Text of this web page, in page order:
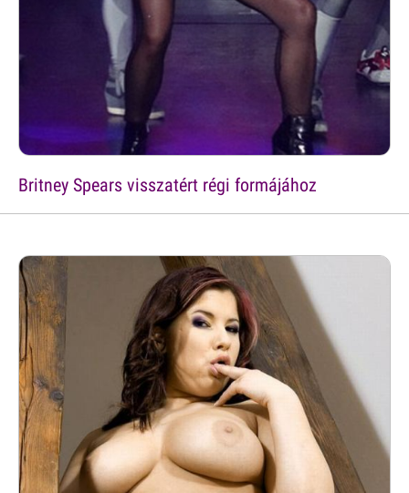
Britney Spears visszatért régi formájához